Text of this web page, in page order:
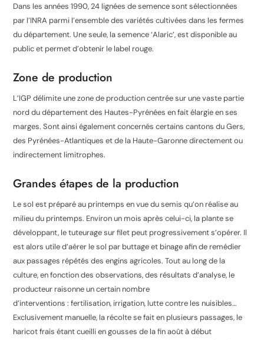
Dans les années 1990, 24 lignées de semence sont sélectionnées
par l’INRA parmi l’ensemble des variétés cultivées dans les fermes
du département. Une seule, la semence ‘Alaric’, est disponible au
public et permet d’obtenir le label rouge.
Zone de production
L’IGP délimite une zone de production centrée sur une vaste partie
nord du département des Hautes-Pyrénées en fait élargie en ses
marges. Sont ainsi également concernés certains cantons du Gers,
des Pyrénées-Atlantiques et de la Haute-Garonne directement ou
indirectement limitrophes.
Grandes étapes de la production
Le sol est préparé au printemps en vue du semis qu’on réalise au
milieu du printemps. Environ un mois après celui-ci, la plante se
développant, le tuteurage sur filet peut progressivement s’opérer. Il
est alors utile d’aérer le sol par buttage et binage afin de remédier
aux passages répétés des engins agricoles. Tout au long de la
culture, en fonction des observations, des résultats d’analyse, le
producteur raisonne un certain nombre
d’interventions : fertilisation, irrigation, lutte contre les nuisibles…
Exclusivement manuelle, la récolte se fait en plusieurs passages, le
haricot frais étant cueilli en gousses de la fin août à début